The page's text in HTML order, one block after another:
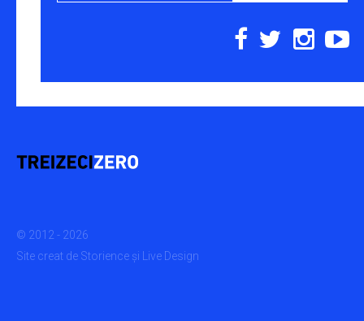
© 2012 - 2026
Site creat de Storience și Live Design